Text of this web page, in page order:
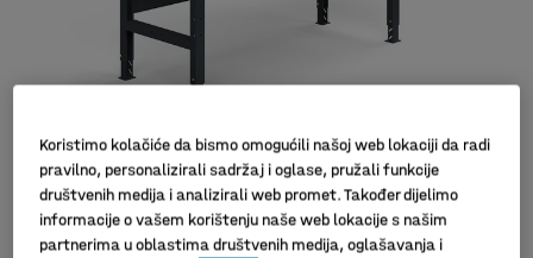
Koristimo kolačiće da bismo omogućili našoj web lokaciji da radi
pravilno, personalizirali sadržaj i oglase, pružali funkcije
društvenih medija i analizirali web promet. Također dijelimo
informacije o vašem korištenju naše web lokacije s našim
partnerima u oblastima društvenih medija, oglašavanja i